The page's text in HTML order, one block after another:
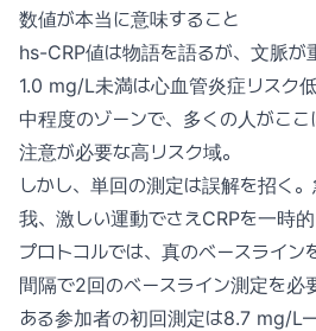
数値が本当に意味すること
hs-CRP値は物語を語るが、文脈が
1.0 mg/L未満は心血管炎症リスク
中程度のゾーンで、多くの人がこ
注意が必要な高リスク域。
しかし、単回の測定は誤解を招く
我、激しい運動でさえCRPを一時
プロトコルでは、真のベースライ
間隔で2回のベースライン測定を必
ある参加者の初回測定は8.7 mg/